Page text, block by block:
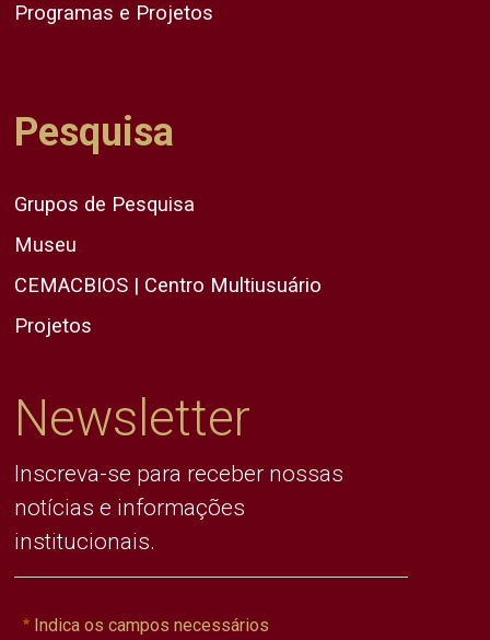
Programas e Projetos
Pesquisa
Grupos de Pesquisa
Museu
CEMACBIOS | Centro Multiusuário
Projetos
Newsletter
Inscreva-se para receber nossas
notícias e informações
institucionais.
Indica os campos necessários